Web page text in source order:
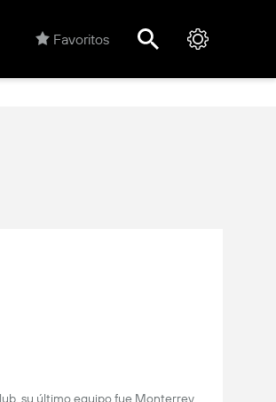
Favoritos
su último equipo fue Monterrey